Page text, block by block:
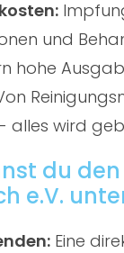
und
hohe
alles wird
du
e.V.
Eine